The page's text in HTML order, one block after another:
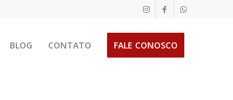
BLOG CONTATO FALE CONOSCO